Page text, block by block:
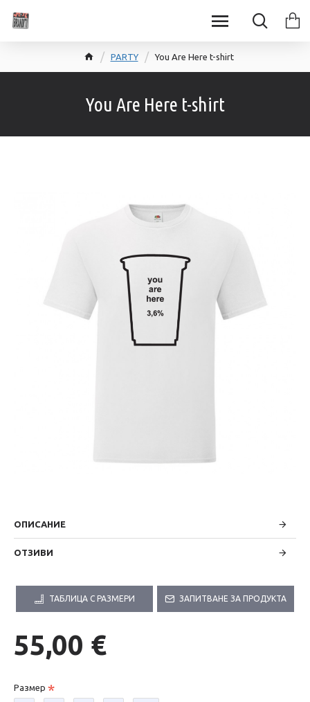
PARTY You Are Here t-shirt
You Are Here t-shirt
ОПИСАНИЕ
ОТЗИВИ
ТАБЛИЦА С РАЗМЕРИ ЗАПИТВАНЕ ЗА ПРОДУКТА
55,00 €
Размер